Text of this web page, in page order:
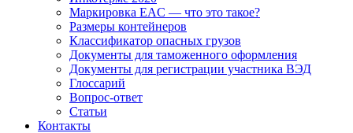
Маркировка EAC — что это такое?
Размеры контейнеров
Классификатор опасных грузов
Документы для таможенного оформления
Документы для регистрации участника ВЭД
Глоссарий
Вопрос-ответ
Статьи
Контакты